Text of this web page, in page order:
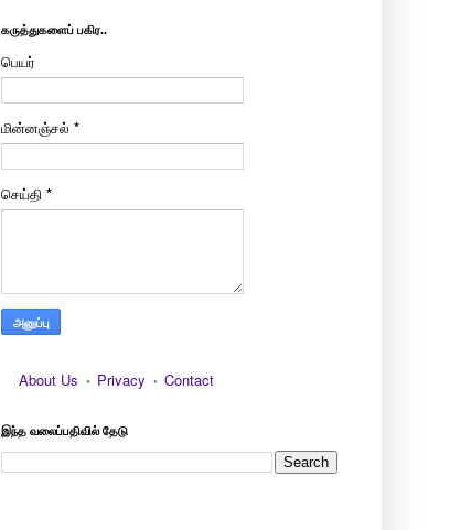
கருத்துகளைப் பகிர..
பெயர்
மின்னஞ்சல் *
செய்தி *
About Us Privacy Contact
இந்த வலைப்பதிவில் தேடு